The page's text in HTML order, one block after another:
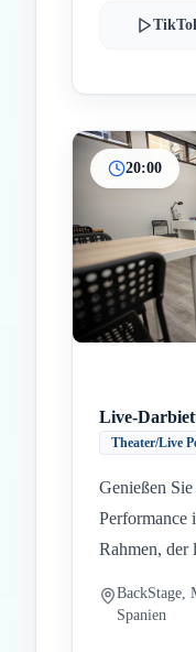
20:00
Live-
Theater/Live
Genießen
Performance
Rahmen, der
BackStage,
Spanien